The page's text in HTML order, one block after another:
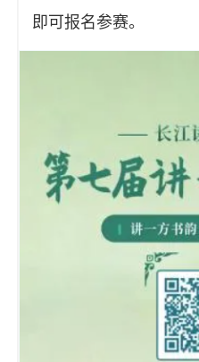
即可报名参赛。